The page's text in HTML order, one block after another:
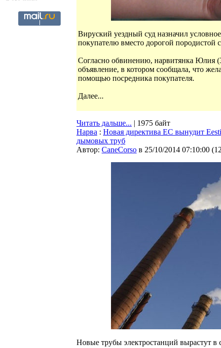
Вируский уездный суд назначил
покупателю вместо дорогой породистой
Согласно обвинению, нарвитянка Юлия
объявление, в котором сообщала, что
помощью посредника покупателя.
Далее...
Читать дальше... | 1975 байт
Нарва : Новая директива ЕС вынудит
дымовых труб
Автор: CaneCorso в 25/10/2014 07:10:00 (
Новые трубы электростанций вырастут